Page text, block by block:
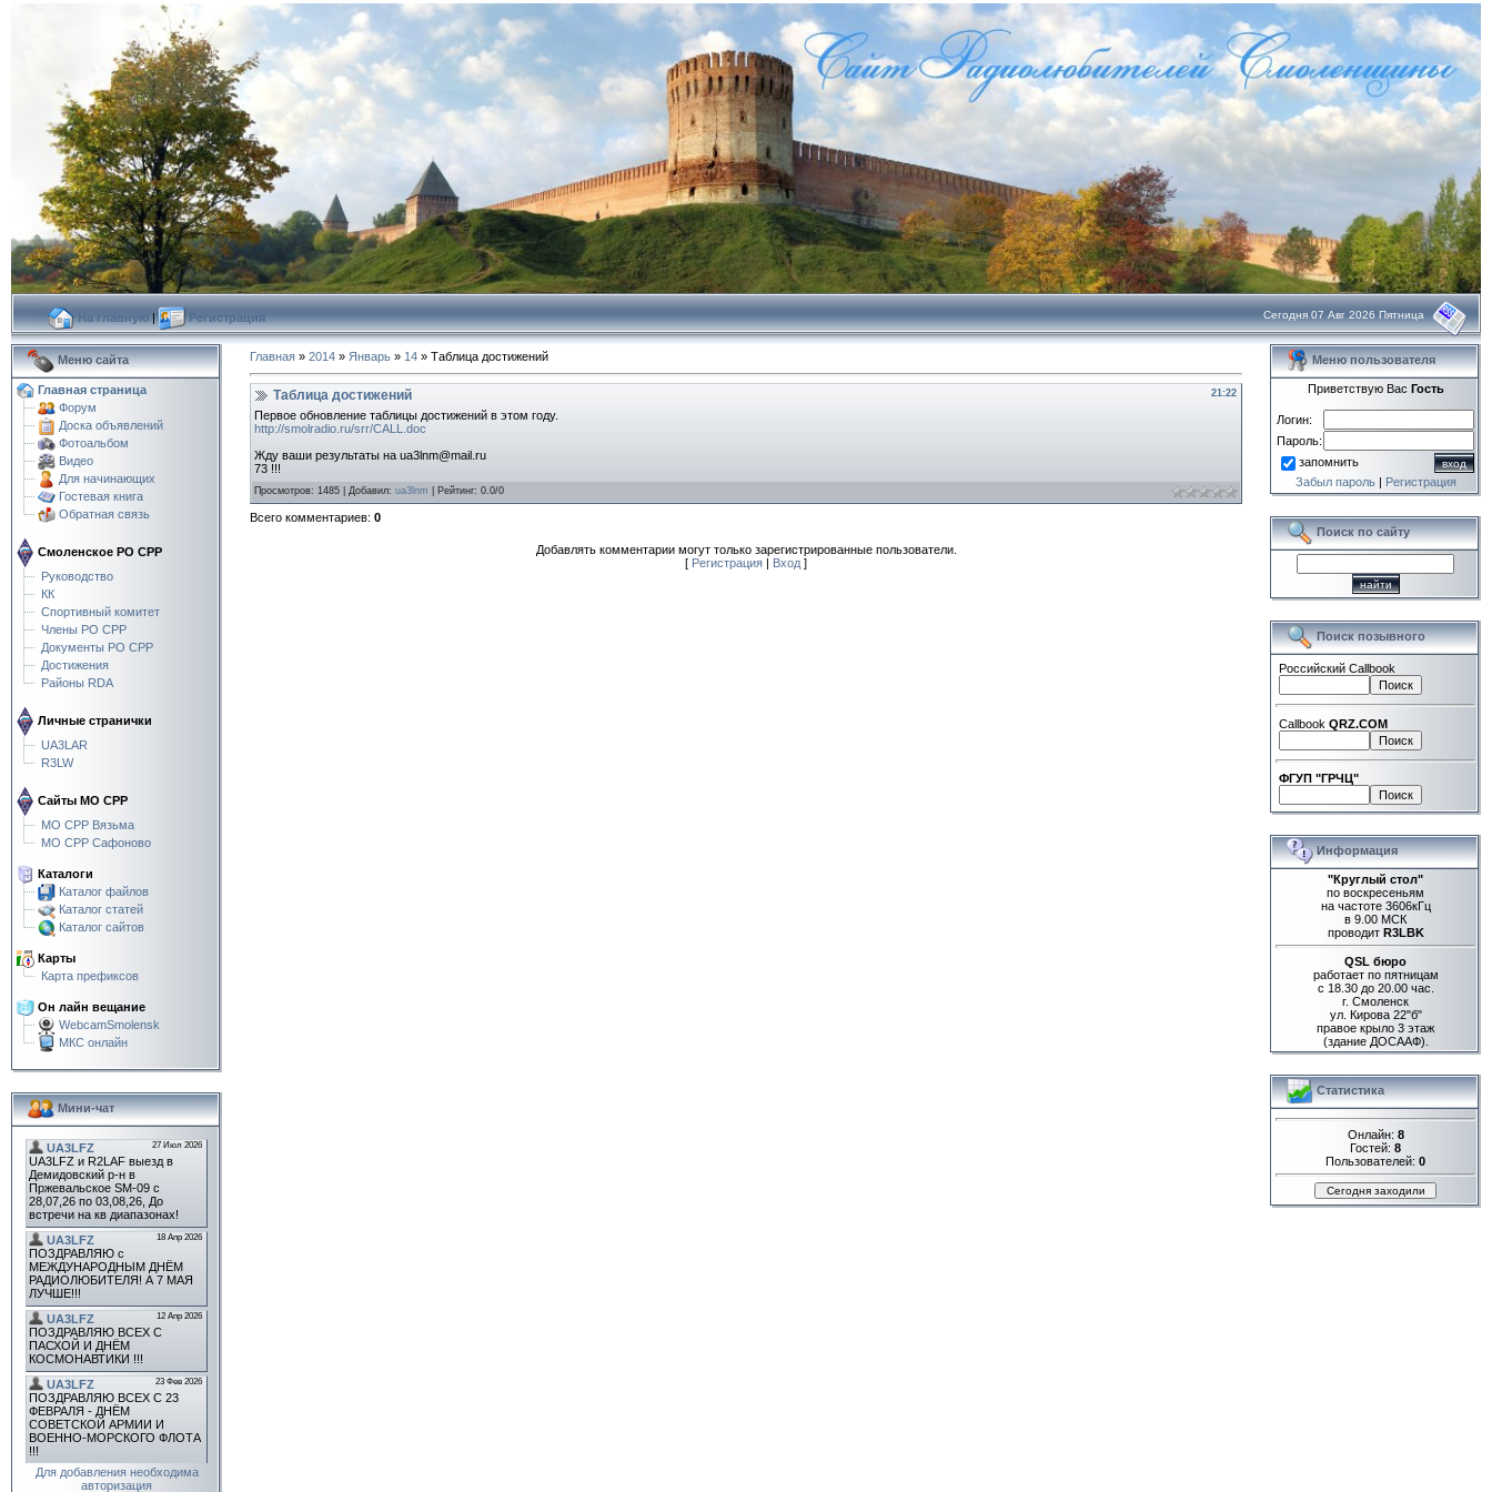
На главную| Регистрация Сегодня 07 Авг 2026 Пятница
Меню сайта
Главная страница
Форум
Доска объявлений
Фотоальбом
Видео
Для начинающих
Гостевая книга
Обратная связь
Смоленское РО СРР
Руководство
КК
Спортивный комитет
Члены РО СРР
Документы РО СРР
Достижения
Районы RDA
Личные странички
UA3LAR
R3LW
Сайты МО СРР
МО СРР Вязьма
МО СРР Сафоново
Каталоги
Каталог файлов
Каталог статей
Каталог сайтов
Карты
Карта префиксов
Он лайн вещание
WebcamSmolensk
МКС онлайн
Мини-чат
Для добавления необходима
авторизация
Главная » 2014 » Январь » 14 » Таблица достижений
21:22
Таблица достижений
Первое обновление таблицы достижений в этом году.
http://smolradio.ru/srr/CALL.doc
Жду ваши результаты на ua3lnm@mail.ru
73 !!!
Просмотров: 1485 Добавил: ua3lnm Рейтинг: 0.0/0
Всего комментариев: 0
Добавлять комментарии могут только зарегистрированные пользователи.
[ Регистрация | Вход ]
Меню пользователя
Приветствую Вас Гость
Логин:
Пароль:
запомнить
Забыл пароль| Регистрация
Поиск по сайту
Поиск позывного
Российский Callbook
Callbook QRZ.COM
ФГУП "ГРЧЦ"
Информация
"Круглый стол"
по воскресеньям
на частоте 3606кГц
в 9.00 МСК
проводит R3LBK
QSL бюро
работает по пятницам
с 18.30 до 20.00 час.
г. Смоленск
ул. Кирова 22"б"
правое крыло 3 этаж
(здание ДОСААФ).
Статистика
Онлайн: 8
Гостей: 8
Пользователей: 0